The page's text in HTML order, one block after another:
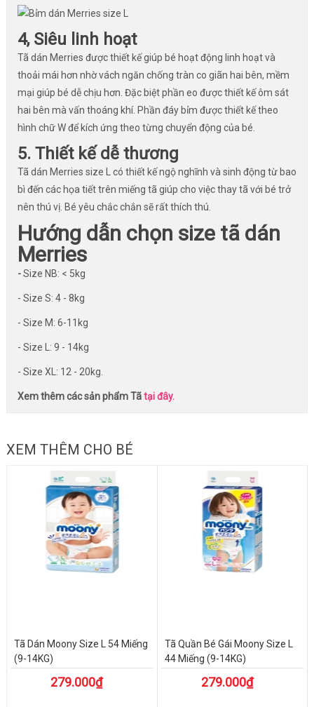
4, Siêu linh hoạt
Tã dán Merries được thiết kế giúp bé hoạt động linh hoạt và
thoải mái hơn nhờ vách ngăn chống tràn co giãn hai bên, mềm
mại giúp bé dễ chịu hơn. Đặc biệt phần eo được thiết kế ôm sát
hai bên mà vấn thoáng khí. Phần đáy bỉm được thiết kế theo
hình chữ W để kích ứng theo từng chuyển động của bé.
5. Thiết kế dễ thương
Tã dán Merries size L có thiết kế ngộ nghĩnh và sinh động từ bao
bì đến các họa tiết trên miếng tã giúp cho việc thay tã với bé trở
nên thú vị. Bé yêu chắc chắn sẽ rất thích thú.
Hướng dẫn chọn size tã dán
Merries
-Size NB: < 5kg
- Size S: 4 - 8kg
- Size M: 6-11kg
- Size L: 9 - 14kg
- Size XL: 12 - 20kg.
Xem thêm các sản phẩm Tãtại đây.
XEM THÊM CHO BÉ
Tã Dán Moony Size L 54 Miếng
(9-14KG)
279.000₫
Tã Quần Bé Gái Moony Size L
44 Miếng (9-14KG)
279.000₫